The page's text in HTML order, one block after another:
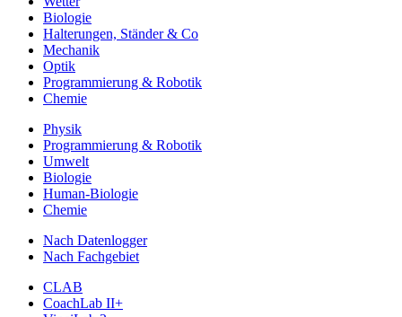
Biologie
Halterungen, Ständer & Co
Mechanik
Optik
Programmierung & Robotik
Chemie
Physik
Programmierung & Robotik
Umwelt
Biologie
Human-Biologie
Chemie
Nach Datenlogger
Nach Fachgebiet
CLAB
CoachLab II+